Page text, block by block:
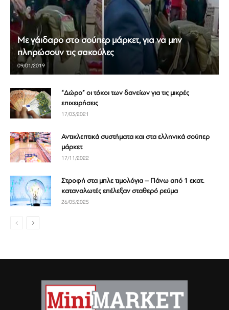
Με γάιδαρο στο σούπερ μάρκετ, για να μην
πληρώσουν τις σακούλες
09/01/2019
“Δώρο” οι τόκοι των δανείων για τις μικρές
επιχειρήσεις
17/03/2021
Αντικλεπτικά συστήματα και στα ελληνικά σούπερ
μάρκετ
17/11/2022
Στροφή στα μπλε τιμολόγια – Πάνω από 1 εκατ.
καταναλωτές επέλεξαν σταθερό ρεύμα
26/05/2025